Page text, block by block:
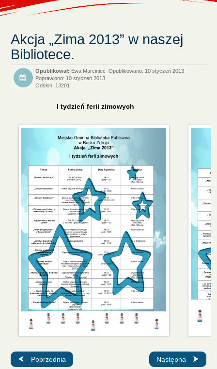
Akcja „Zima 2013” w naszej
Bibliotece.
Ewa Marciniec
Opublikowano: 10 styczeń 2013
Poprawiono: 10 styczeń 2013
Odsłon: 13201
I tydzień ferii zimowych
Poprzednia strona: Spotkanie autorskie z Magdaleną Zawadzką
Poprzednia Następna strona:
Następna